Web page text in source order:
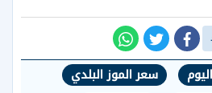
سعر الموز البلدي